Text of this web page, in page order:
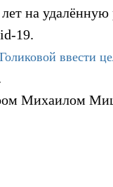
на удалённую
19.
ввести
Михаилом